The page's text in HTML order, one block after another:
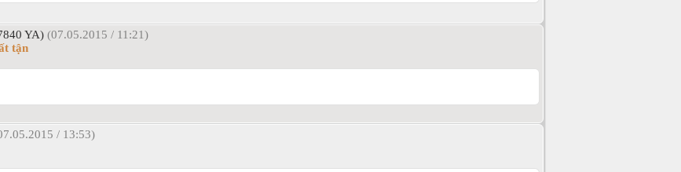
YA) (07.05.2015 / 11:21)
tận
/ 13:53)